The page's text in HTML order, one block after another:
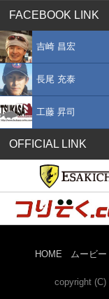
FACEBOOK LINK
吉崎 昌宏
長尾 充泰
工藤 昇司
OFFICIAL LINK
HOME ムービー
copyright (C)